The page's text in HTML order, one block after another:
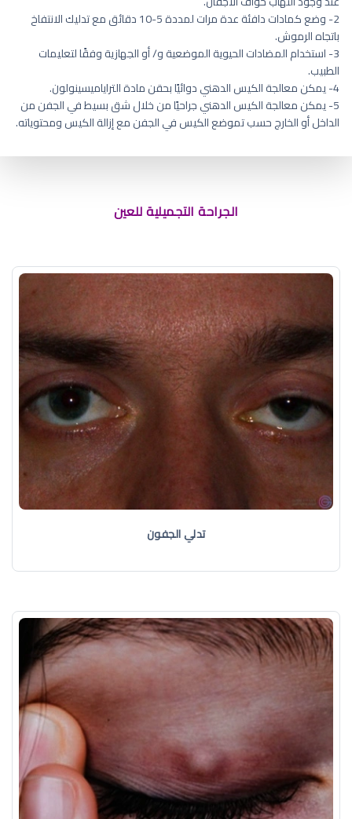
2- وضع كمادات دافئة عدة مرات لمددة 5-10 دقائق مع تدليك الانتفاخ
باتجاه الرموش.
3- استخدام المضادات الحيوية الموضعية و/ أو الجهازية وفقًا لتعليمات
الطبيب.
4- يمكن معالجة الكيس الدهني دوائيًا بحقن مادة التراياميسينولون.
5- يمكن معالجة الكيس الدهني جراحيًا من خلال شق بسيط في الجفن من
الداخل أو الخارج حسب تموضع الكيس في الجفن مع إزالة الكيس ومحتوياته.
الجراحة التجميلية للعين
تدلي الجفون